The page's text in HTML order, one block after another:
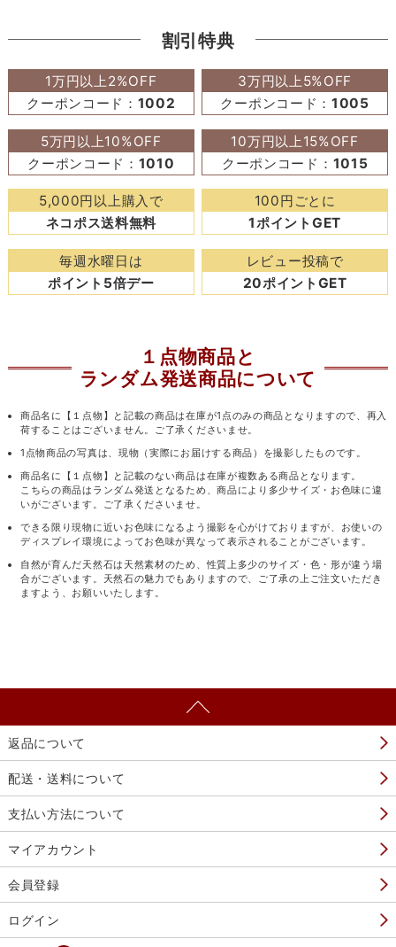
割引特典
1万円以上2%OFF
クーポンコード： 1002
3万円以上5%OFF
クーポンコード：1005
5万円以上10%OFF
クーポンコード： 1010
10万円以上15%OFF
クーポンコード： 1015
5,000円以上購入で
ネコポス送料無料
100円ごとに
1ポイントGET
毎週水曜日は
ポイント5倍デー
レビュー投稿で
20ポイントGET
１点物商品と
ランダム発送商品について
商品名に【１点物】と記載の商品は在庫が1点のみの商品となりますので、再入
荷することはございません。ご了承くださいませ。
1点物商品の写真は、現物（実際にお届けする商品）を撮影したものです。
商品名に【１点物】と記載のない商品は在庫が複数ある商品となります。
こちらの商品はランダム発送となるため、商品により多少サイズ・お色味に違
いがございます。ご了承くださいませ。
できる限り現物に近いお色味になるよう撮影を心がけておりますが、お使いの
ディスプレイ環境によってお色味が異なって表示されることがございます。
自然が育んだ天然石は天然素材のため、性質上多少のサイズ・色・形が違う場
合がございます。天然石の魅力でもありますので、ご了承の上ご注文いただき
ますよう、お願いいたします。
返品について
配送・送料について
支払い方法について
マイアカウント
会員登録
ログイン